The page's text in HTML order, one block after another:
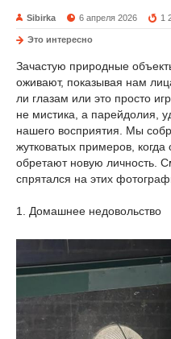
Sibirka 6 апреля 2026 1
Это интересно
Зачастую природные
оживают, показывая нам
ли глазам или это просто
не мистика, а парейдолия,
нашего восприятия. Мы
жутковатых примеров,
обретают новую личность.
спрятался на этих
1. Домашнее недовольство